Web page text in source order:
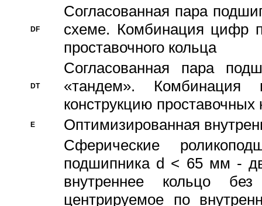
DF
Согласованная пара
схеме. Комбинация цифр
проставочного кольца
DT
Согласованная пара
«тандем».
конструкцию проставочных
E
Оптимизированная
Сферические
подшипника d < 65 мм -
внутреннее кольцо
центрируемое по